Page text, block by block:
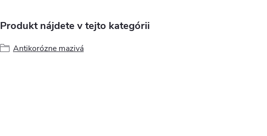
Produkt nájdete v tejto kategórii
Antikorózne mazivá